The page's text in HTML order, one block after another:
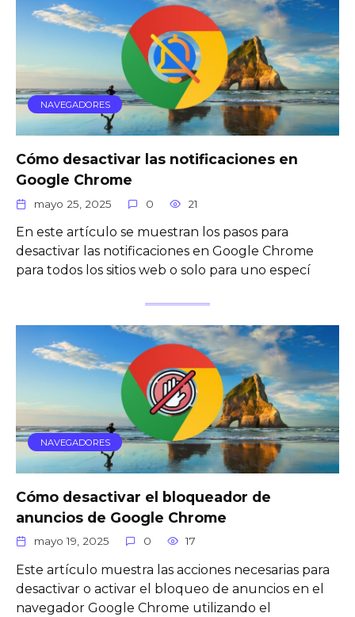
NAVEGADORES
Cómo desactivar las notificaciones en
Google Chrome
mayo 25, 2025 0 21
En este artículo se muestran los pasos para
desactivar las notificaciones en Google Chrome
para todos los sitios web o solo para uno especí
NAVEGADORES
Cómo desactivar el bloqueador de
anuncios de Google Chrome
mayo 19, 2025 0 17
Este artículo muestra las acciones necesarias para
desactivar o activar el bloqueo de anuncios en el
navegador Google Chrome utilizando el